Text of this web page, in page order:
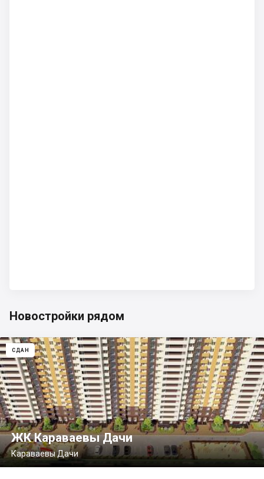
Новостройки рядом
СДАН
ЖК Караваевы Дачи
Караваевы Дачи